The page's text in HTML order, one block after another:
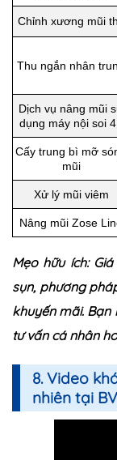
Chỉnh xương mũi
Thu ngắn nhân
Dịch vụ nâng mũi
dụng máy nội soi
Cấy trung bì mỡ
mũi
Xử lý mũi viêm
Nâng mũi Zose
Mẹo hữu ích:
sụn, phương
khuyến mãi. Bạn
tư vấn cá nhân
8. Video
nhiên tại